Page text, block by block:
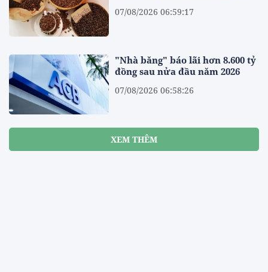
07/08/2026 06:59:17
"Nhà băng" báo lãi hơn 8.600 tỷ
đồng sau nửa đầu năm 2026
07/08/2026 06:58:26
XEM THÊM